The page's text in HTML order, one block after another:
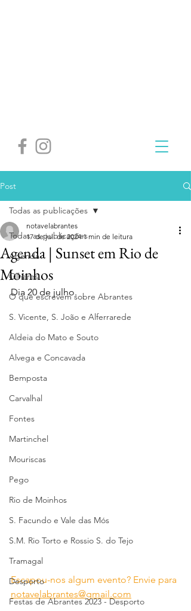
Post
Todas as publicações
Agenda
Olhares
O que escrevem sobre Abrantes
S. Vicente, S. João e Alferrarede
Aldeia do Mato e Souto
Alvega e Concavada
Bemposta
Carvalhal
Fontes
Martinchel
Mouriscas
Pego
Rio de Moinhos
S. Facundo e Vale das Mós
S.M. Rio Torto e Rossio S. do Tejo
Tramagal
Desporto
Festas de Abrantes 2023 - Desporto
Todas as publicações
Agenda | Sunset em Rio de
Moinhos
notavelabrantes
17 de jul. de 2024 1 min de leitura
Dia 20 de julho.
Escapou-nos algum evento? Envie para
notavelabrantes@gmail.com